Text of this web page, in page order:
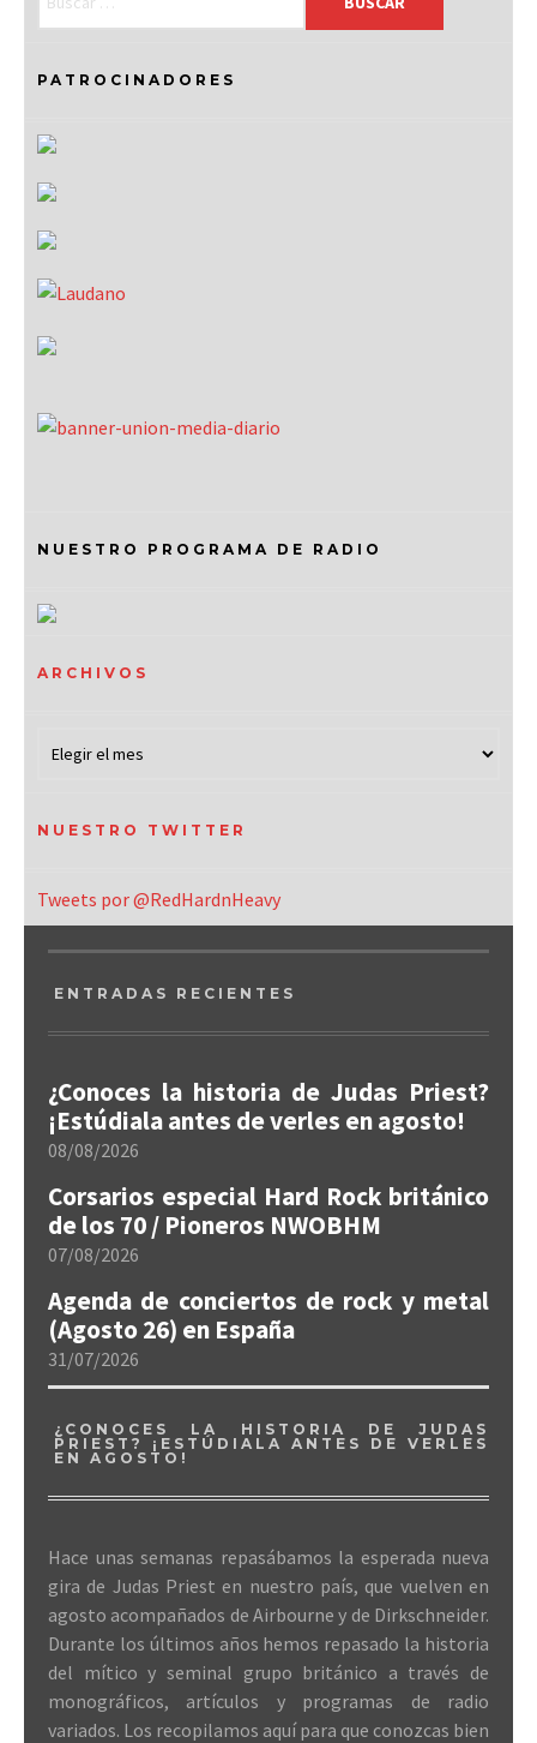
PATROCINADORES
NUESTRO PROGRAMA DE RADIO
ARCHIVOS
NUESTRO TWITTER
Tweets por @RedHardnHeavy
ENTRADAS RECIENTES
¿Conoces la historia de Judas Priest?
¡Estúdiala antes de verles en agosto!
08/08/2026
Corsarios especial Hard Rock británico
de los 70 / Pioneros NWOBHM
07/08/2026
Agenda de conciertos de rock y metal
(Agosto 26) en España
31/07/2026
¿CONOCES LA HISTORIA DE JUDAS
PRIEST? ¡ESTÚDIALA ANTES DE VERLES
EN AGOSTO!
Hace unas semanas repasábamos la esperada nueva
gira de Judas Priest en nuestro país, que vuelven en
agosto acompañados de Airbourne y de Dirkschneider.
Durante los últimos años hemos repasado la historia
del mítico y seminal grupo británico a través de
monográficos, artículos y programas de radio
variados. Los recopilamos aquí para que conozcas bien